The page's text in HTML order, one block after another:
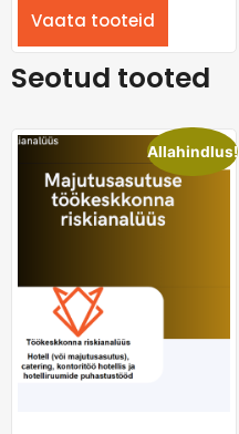
Vaata tooteid
Seotud tooted
Allahindlus!